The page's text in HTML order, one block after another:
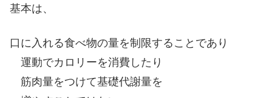
基本は、
口に入れる食べ物の量を制限することであり
運動でカロリーを消費したり
筋肉量をつけて基礎代謝量を